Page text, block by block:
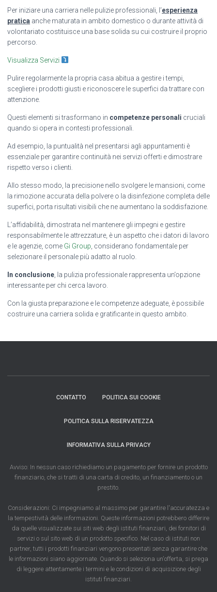
Per iniziare una carriera nelle pulizie professionali, l’esperienza
pratica anche maturata in ambito domestico o durante attività di
volontariato costituisce una base solida su cui costruire il proprio
percorso.
Visualizza Servizi
Pulire regolarmente la propria casa abitua a gestire i tempi,
scegliere i prodotti giusti e riconoscere le superfici da trattare con
attenzione.
Questi elementi si trasformano in competenze personali cruciali
quando si opera in contesti professionali.
Ad esempio, la puntualità nel presentarsi agli appuntamenti è
essenziale per garantire continuità nei servizi offerti e dimostrare
rispetto verso i clienti.
Allo stesso modo, la precisione nello svolgere le mansioni, come
la rimozione accurata della polvere o la disinfezione completa delle
superfici, porta risultati visibili che ne aumentano la soddisfazione.
L’affidabilità, dimostrata nel mantenere gli impegni e gestire
responsabilmente le attrezzature, è un aspetto che i datori di lavoro
e le agenzie, come Gi Group , considerano fondamentale per
selezionare il personale più adatto al ruolo.
In conclusione , la pulizia professionale rappresenta un’opzione
interessante per chi cerca lavoro.
Con la giusta preparazione e le competenze adeguate, è possibile
costruire una carriera solida e gratificante in questo ambito.
CONTATTO POLITICA SUI COOKIE
POLITICA SULLA RISERVATEZZA
INFORMATIVA SULLA PRIVACY
Avviso: In nessun caso richiediamo un pagamento per fornire un prodotto
finanziario, che si tratti di una carta di credito, un finanziamento o un
prestito.
Considerazioni: Ci impegniamo al massimo per garantire l'accuratezza e
la tempestività delle informazioni. Queste informazioni potrebbero differire
da quelle visualizzate sui siti web degli istituti finanziari, dei fornitori di
servizi o sul sito web di un prodotto specifico. Nel caso di istituti non
partner, tutti i prodotti finanziari vengono presentati senza garantire che
le informazioni siano aggiornate. Quando si seleziona un'offerta, si prega
di leggere attentamente i termini e le condizioni di acquisizione degli
istituti finanziari.